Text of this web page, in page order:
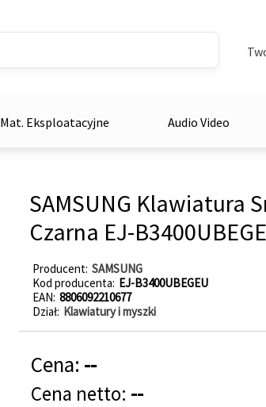
Mat. Eksploatacyjne Audio Video
SAMSUNG Klawiatura
Czarna EJ-
Producent SAMSUNG
Kod producenta EJ-B3400UBEGEU
EAN 8806092210677
Dział Klawiatury i myszki
Cena: --
Cena netto: --